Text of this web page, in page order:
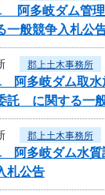
多岐ダム管理
一般競争入札公
郡上土木事務所
多岐ダム取水
託 に関する一
郡上土木事務所
阿多岐ダム水
札公告